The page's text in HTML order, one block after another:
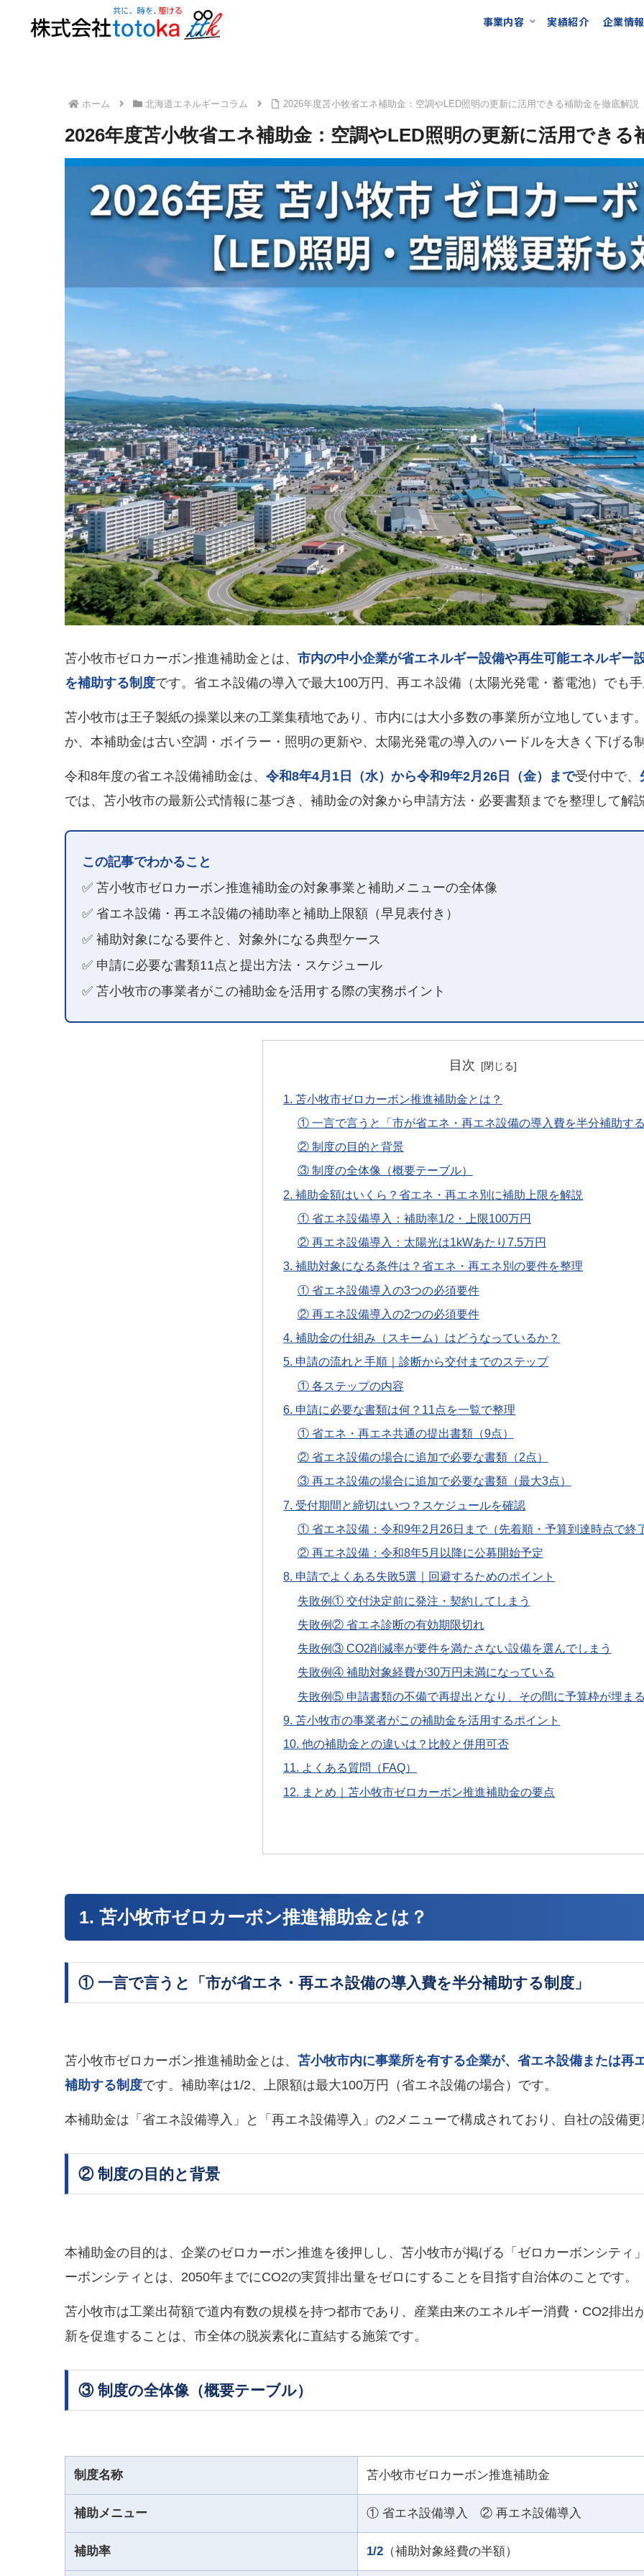
事業内容 実績紹介 企業情報
ホーム 北海道エネルギーコラム 2026年度苫小牧省エネ補助金：空調やLED照明の更新に活用できる補助金を徹底解説
2026年度苫小牧省エネ補助金：空調やLED照明の更新に活用できる
苫小牧市ゼロカーボン推進補助金とは、 市内の中小企業が省エネルギー設備や再生可能エネルギー
を補助する制度です。省エネ設備の導入で最大100万円、再エネ設備（太陽光発電・蓄電池）でも
苫小牧市は王子製紙の操業以来の工業集積地であり、市内には大小多数の事業所が立地しています
か、本補助金は古い空調・ボイラー・照明の更新や、太陽光発電の導入のハードルを大きく下げる
令和8年度の省エネ設備補助金は、 令和8年4月1日（水）から令和9年2月26日（金）まで受付中で、
では、苫小牧市の最新公式情報に基づき、補助金の対象から申請方法・必要書類までを整理して解
この記事でわかること
✅ 苫小牧市ゼロカーボン推進補助金の対象事業と補助メニューの全体像
✅ 省エネ設備・再エネ設備の補助率と補助上限額（早見表付き）
✅ 補助対象になる要件と、対象外になる典型ケース
✅ 申請に必要な書類11点と提出方法・スケジュール
✅ 苫小牧市の事業者がこの補助金を活用する際の実務ポイント
目次
1. 苫小牧市ゼロカーボン推進補助金とは？
① 一言で言うと「市が省エネ・再エネ設備の導入費を半分補助す
② 制度の目的と背景
③ 制度の全体像（概要テーブル）
2. 補助金額はいくら？省エネ・再エネ別に補助上限を解説
① 省エネ設備導入：補助率1/2・上限100万円
② 再エネ設備導入：太陽光は1kWあたり7.5万円
3. 補助対象になる条件は？省エネ・再エネ別の要件を整理
① 省エネ設備導入の3つの必須要件
② 再エネ設備導入の2つの必須要件
4. 補助金の仕組み（スキーム）はどうなっているか？
5. 申請の流れと手順｜診断から交付までのステップ
① 各ステップの内容
6. 申請に必要な書類は何？11点を一覧で整理
① 省エネ・再エネ共通の提出書類（9点）
② 省エネ設備の場合に追加で必要な書類（2点）
③ 再エネ設備の場合に追加で必要な書類（最大3点）
7. 受付期間と締切はいつ？スケジュールを確認
① 省エネ設備：令和9年2月26日まで（先着順・予算到達時点で終
② 再エネ設備：令和8年5月以降に公募開始予定
8. 申請でよくある失敗5選｜回避するためのポイント
失敗例① 交付決定前に発注・契約してしまう
失敗例② 省エネ診断の有効期限切れ
失敗例③ CO2削減率が要件を満たさない設備を選んでしまう
失敗例④ 補助対象経費が30万円未満になっている
失敗例⑤ 申請書類の不備で再提出となり、その間に予算枠が埋ま
9. 苫小牧市の事業者がこの補助金を活用するポイント
10. 他の補助金との違いは？比較と併用可否
11. よくある質問（FAQ）
12. まとめ｜苫小牧市ゼロカーボン推進補助金の要点
1. 苫小牧市ゼロカーボン推進補助金とは？
① 一言で言うと「市が省エネ・再エネ設備の導入費を半分補助する制度」
苫小牧市ゼロカーボン推進補助金とは、 苫小牧市内に事業所を有する企業が、省エネ設備または再
補助する制度です。補助率は1/2、上限額は最大100万円（省エネ設備の場合）です。
本補助金は「省エネ設備導入」と「再エネ設備導入」の2メニューで構成されており、自社の設備
② 制度の目的と背景
本補助金の目的は、企業のゼロカーボン推進を後押しし、苫小牧市が掲げる「ゼロカーボンシティ
ーボンシティとは、2050年までにCO2の実質排出量をゼロにすることを目指す自治体のことです。
苫小牧市は工業出荷額で道内有数の規模を持つ都市であり、産業由来のエネルギー消費・CO2排出
新を促進することは、市全体の脱炭素化に直結する施策です。
③ 制度の全体像（概要テーブル）
制度名称 苫小牧市ゼロカーボン推進補助金
補助メニュー ① 省エネ設備導入 ② 再エネ設備導入
補助率 1/2（補助対象経費の半額）